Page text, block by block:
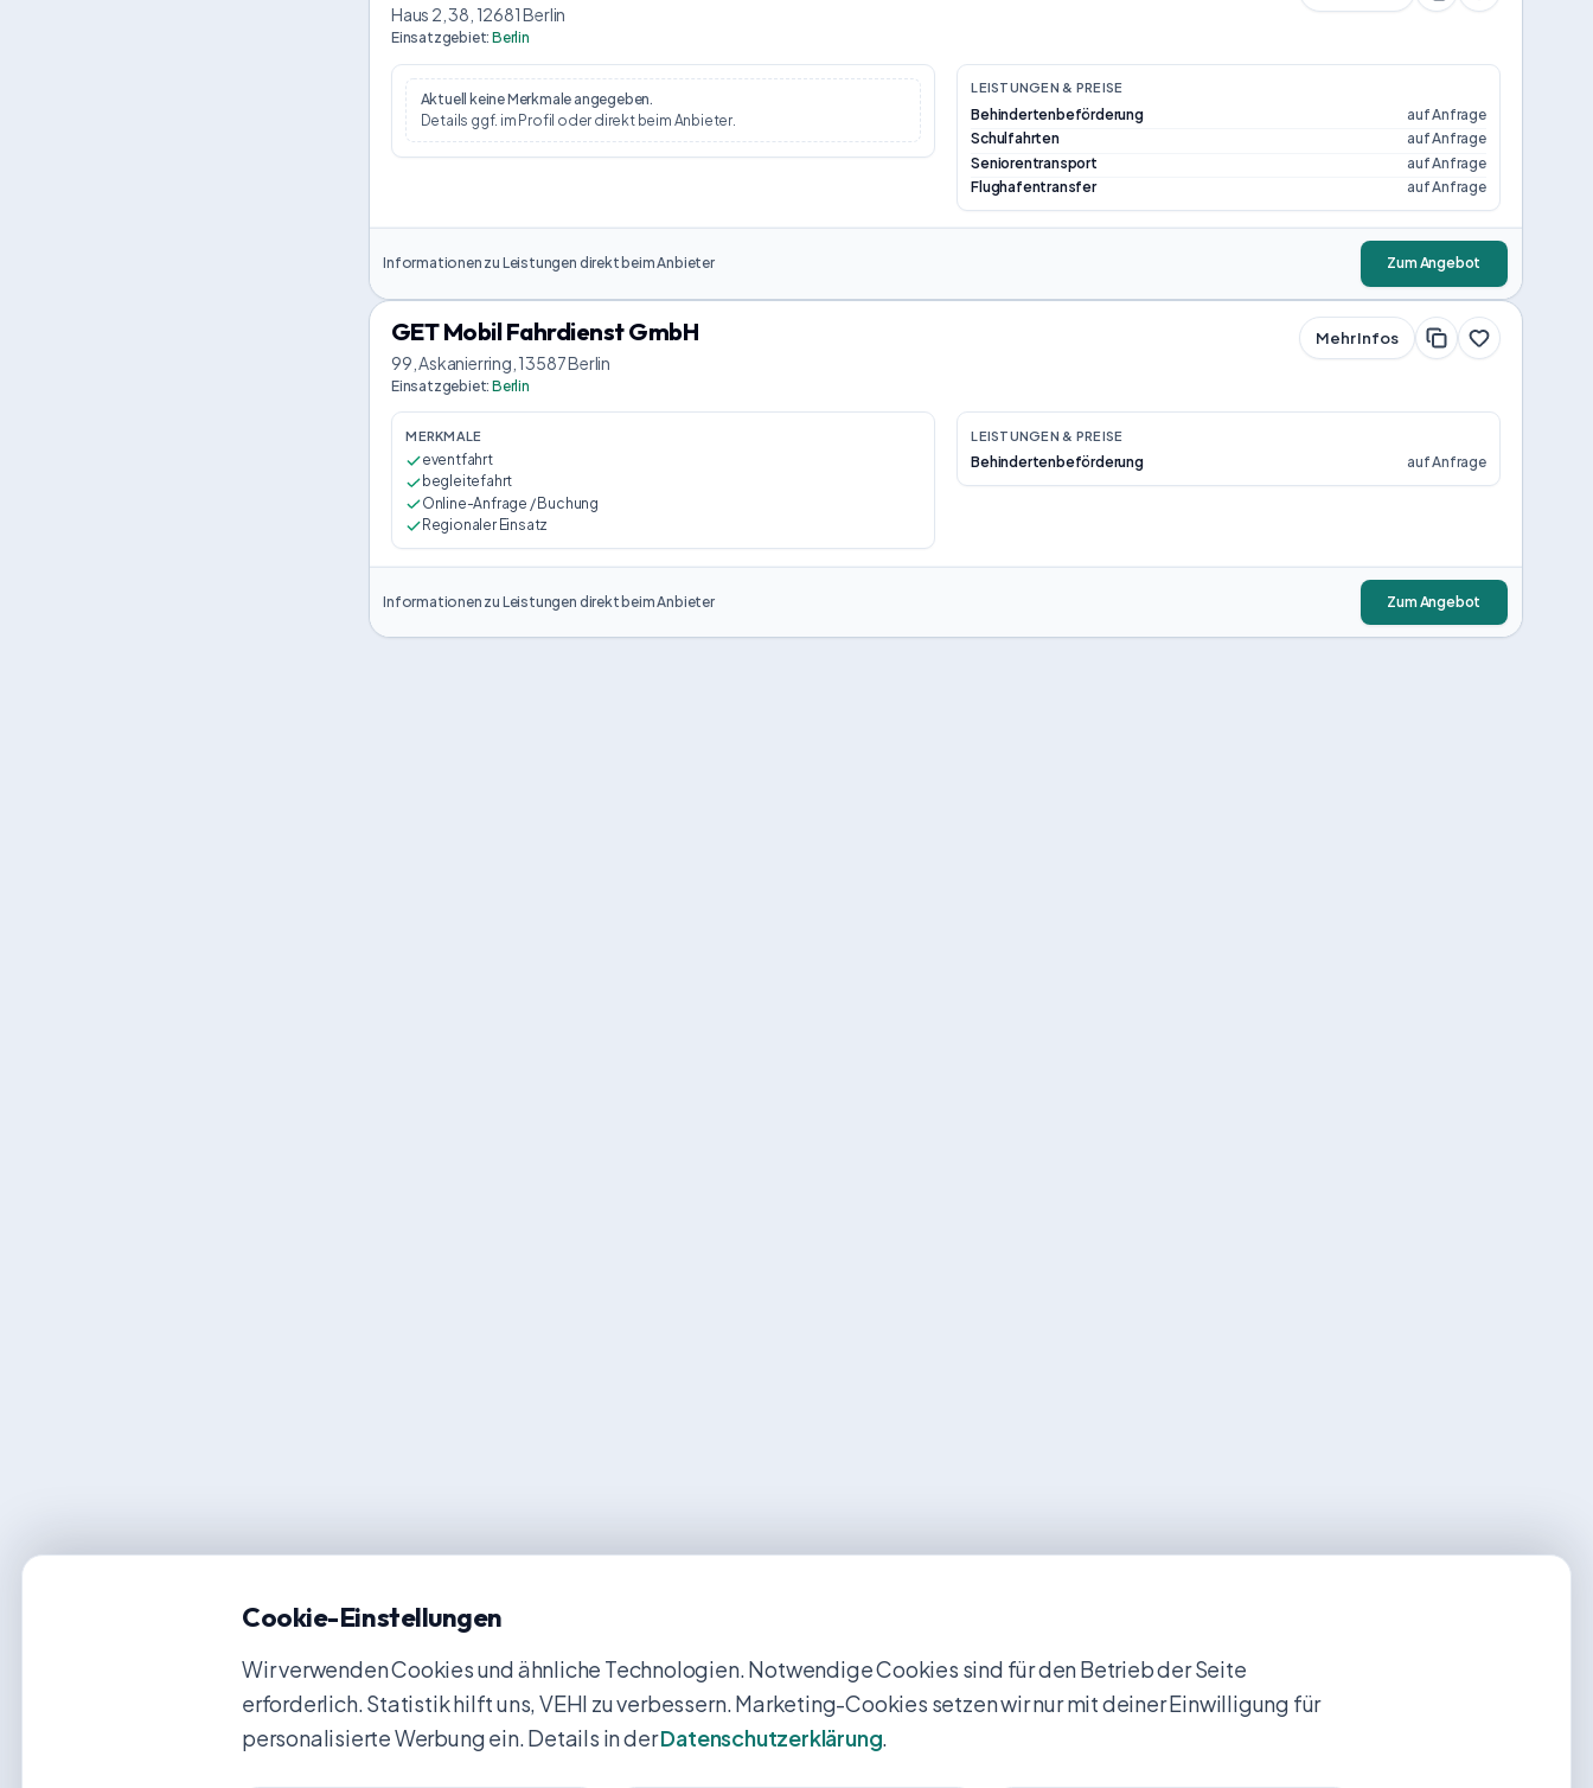
Haus 2, 38, 12681 Berlin
Einsatzgebiet:Berlin
Aktuell keine Merkmale angegeben.
Details ggf. im Profil oder direkt beim Anbieter.
LEISTUNGEN & PREISE
Behindertenbeförderung
auf Anfrage
Schulfahrten
auf Anfrage
Seniorentransport
auf Anfrage
Flughafentransfer
auf Anfrage
Informationen zu Leistungen direkt beim Anbieter Zum Angebot
GET Mobil Fahrdienst GmbH
99, Askanierring, 13587 Berlin
Einsatzgebiet:Berlin
Mehr Infos
MERKMALE
eventfahrt
begleitefahrt
Online-Anfrage / Buchung
Regionaler Einsatz
LEISTUNGEN & PREISE
Behindertenbeförderung auf Anfrage
Informationen zu Leistungen direkt beim Anbieter Zum Angebot
Cookie-Einstellungen
Wir verwenden Cookies und ähnliche Technologien. Notwendige Cookies sind für den Betrieb der Seite
erforderlich. Statistik hilft uns, VEHI zu verbessern. Marketing-Cookies setzen wir nur mit deiner Einwilligung für
personalisierte Werbung ein. Details in derDatenschutzerklärung